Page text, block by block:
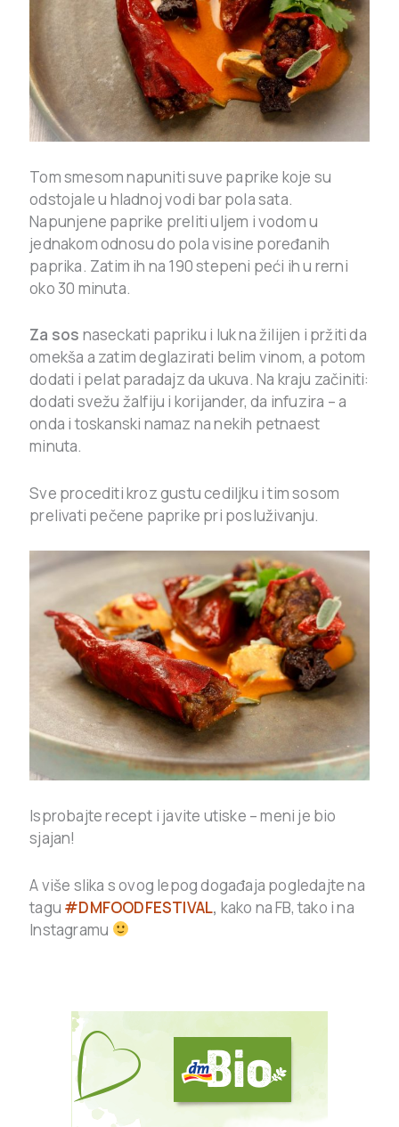
Tom smesom napuniti suve paprike koje su
odstojale u hladnoj vodi bar pola sata.
Napunjene paprike preliti uljem i vodom u
jednakom odnosu do pola visine poređanih
paprika. Zatim ih na 190 stepeni peći ih u rerni
oko 30 minuta.
Za sos naseckati papriku i luk na žilijen i pržiti da
omekša a zatim deglazirati belim vinom, a potom
dodati i pelat paradajz da ukuva. Na kraju začiniti:
dodati svežu žalfiju i korijander, da infuzira – a
onda i toskanski namaz na nekih petnaest
minuta.
Sve procediti kroz gustu cediljku i tim sosom
prelivati pečene paprike pri posluživanju.
Isprobajte recept i javite utiske – meni je bio
sjajan!
A više slika s ovog lepog događaja pogledajte na
tagu #DMFOODFESTIVAL, kako na FB, tako i na
Instagramu